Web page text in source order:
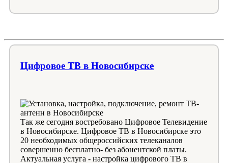
Цифровое ТВ в Новосибирске
Так же сегодня востребовано Цифровое Телевидение
в Новосибирске. Цифровое ТВ в Новосибирске это
20 необходимых общероссийских телеканалов
совершенно бесплатно- без абонентской платы.
Актуальная услуга - настройка цифрового ТВ в